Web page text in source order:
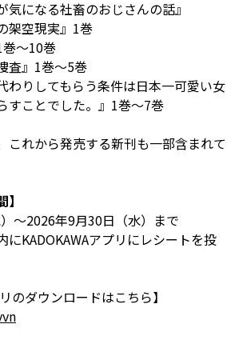
気になる社畜のおじさんの話』
架空現実』1巻
巻〜10巻
査』1巻〜5巻
わりしてもらう条件は日本一可愛い女
すことでした。』1巻〜7巻
れから発売する新刊も一部含まれて
～2026年9月30日（水）まで
KADOKAWAアプリにレシートを投
のダウンロードはこちら】